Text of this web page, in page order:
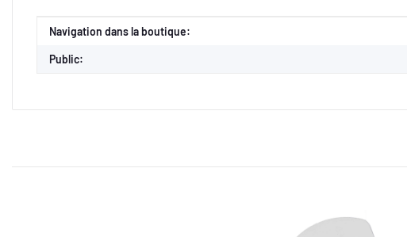
Valeur
Fabricant
Navigation dans la boutique:
Public: